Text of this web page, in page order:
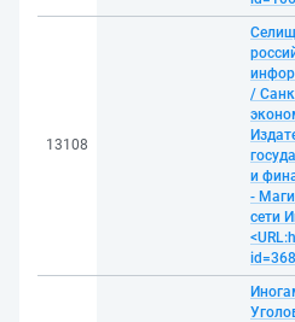
13108
/
и
-
сети